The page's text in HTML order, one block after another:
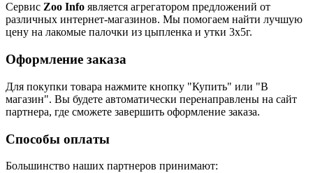
Сервис Zoo Info является агрегатором предложений от
различных интернет-магазинов. Мы помогаем найти лучшую
цену на лакомые палочки из цыпленка и утки 3х5г.
Оформление заказа
Для покупки товара нажмите кнопку "Купить" или "В
магазин". Вы будете автоматически перенаправлены на сайт
партнера, где сможете завершить оформление заказа.
Способы оплаты
Большинство наших партнеров принимают: